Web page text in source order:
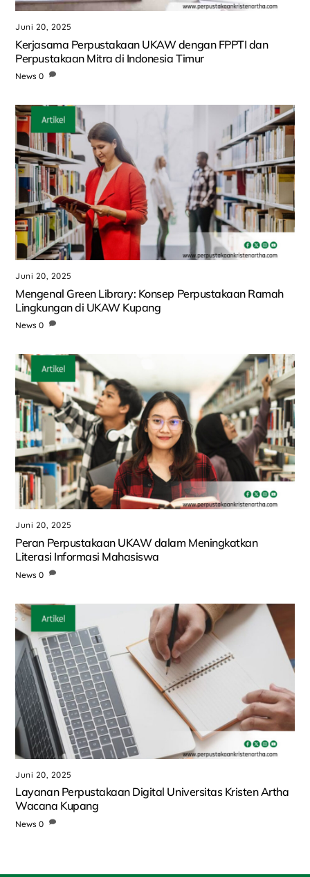
Juni 20, 2025
Kerjasama Perpustakaan UKAW dengan FPPTI dan
Perpustakaan Mitra di Indonesia Timur
News 0
Juni 20, 2025
Mengenal Green Library: Konsep Perpustakaan Ramah
Lingkungan di UKAW Kupang
News 0
Juni 20, 2025
Peran Perpustakaan UKAW dalam Meningkatkan
Literasi Informasi Mahasiswa
News 0
Juni 20, 2025
Layanan Perpustakaan Digital Universitas Kristen Artha
Wacana Kupang
News 0